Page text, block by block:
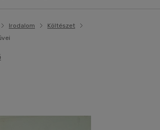
Irodalom
Költészet